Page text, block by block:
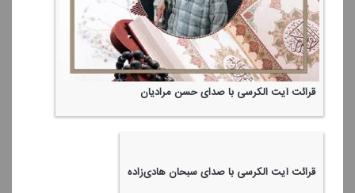
قرائت آیت الكرسی با صدای حسن مرادیان
قرائت آیت الكرسی با صدای سبحان هادی‌زاده